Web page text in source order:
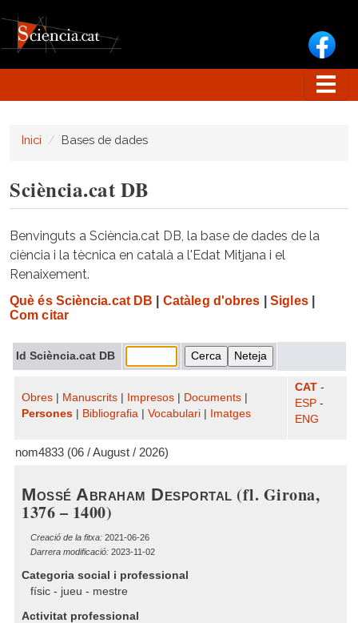
Inici Bases de dades
Sciència.cat DB
Benvinguts a Sciència.cat DB, la base de dades de la
ciència i la tècnica en català a l'Edat Mitjana i el
Renaixement.
Què és Sciència.cat DB Catàleg d'obres Sigles|
Com citar
Id Sciència.cat DB
Obres Manuscrits Impresos Documents
Persones
Bibliografia Vocabulari Imatges
CAT -
ESP -
ENG
nom4833 (06 / August / 2026)
Mossé Abraham Desportal (fl. Girona,
1376 – 1400)
Creació de la fitxa: 2021-06-26
Darrera modificació: 2023-11-02
Categoria social i professional
físic - jueu - mestre
Activitat professional